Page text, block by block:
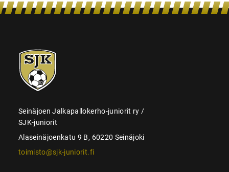
SJK-
juniorit
Seinäjoen Jalkapallokerho-juniorit ry /
SJK-juniorit
Alaseinäjoenkatu 9 B, 60220 Seinäjoki
toimisto@sjk-juniorit.fi